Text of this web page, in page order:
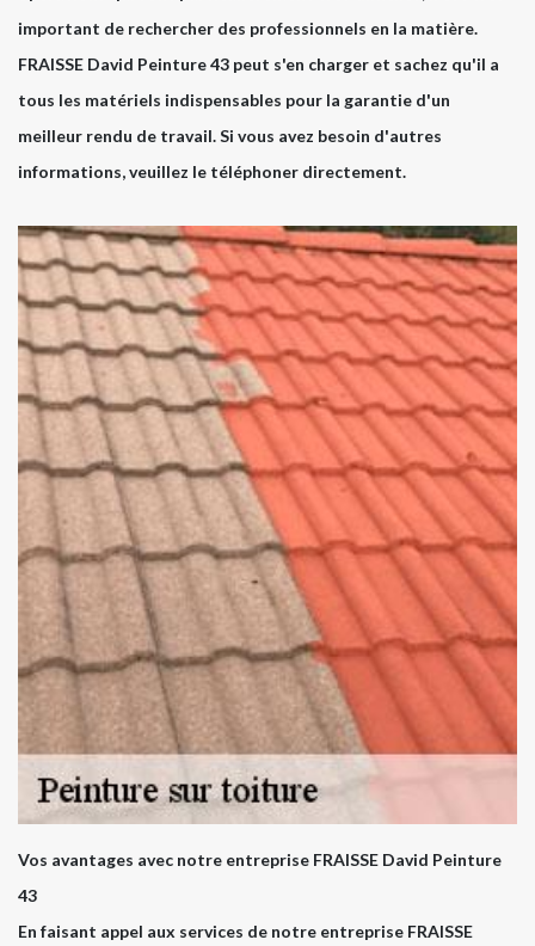
important de rechercher des professionnels en la matière.
FRAISSE David Peinture 43 peut s'en charger et sachez qu'il a
tous les matériels indispensables pour la garantie d'un
meilleur rendu de travail. Si vous avez besoin d'autres
informations, veuillez le téléphoner directement.
Vos avantages avec notre entreprise FRAISSE David Peinture
43
En faisant appel aux services de notre entreprise FRAISSE